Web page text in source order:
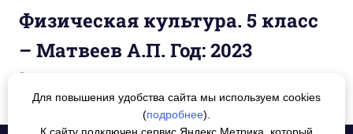
Физическая культура. 5 класс
– Матвеев А.П. Год: 2023
04.03.2025
figa
Здоровье
Для повышения удобства сайта мы используем cookies
(подробнее).